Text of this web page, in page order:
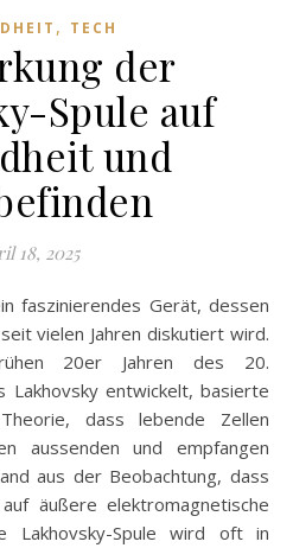
, TECH
der
Spule auf
und
18, 2025
vielen Jahren diskutiert wird.
20er Jahren des 20.
Lakhovsky entwickelt, basierte
dass lebende Zellen
aussenden und empfangen
aus der Beobachtung, dass
äußere elektromagnetische
Lakhovsky-Spule wird oft in